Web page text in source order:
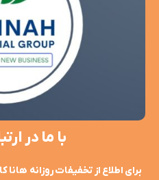
با ما در
برای اطلاع از تخفیفات روزانه هانا